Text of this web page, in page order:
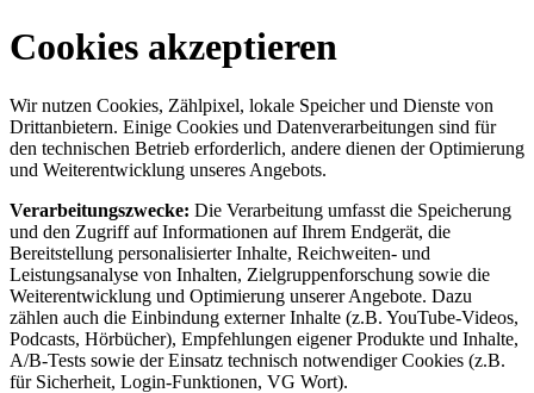
Cookies akzeptieren
Wir nutzen Cookies, Zählpixel, lokale Speicher und Dienste von
Drittanbietern. Einige Cookies und Datenverarbeitungen sind für
den technischen Betrieb erforderlich, andere dienen der Optimierung
und Weiterentwicklung unseres Angebots.
Verarbeitungszwecke: Die Verarbeitung umfasst die Speicherung
und den Zugriff auf Informationen auf Ihrem Endgerät, die
Bereitstellung personalisierter Inhalte, Reichweiten- und
Leistungsanalyse von Inhalten, Zielgruppenforschung sowie die
Weiterentwicklung und Optimierung unserer Angebote. Dazu
zählen auch die Einbindung externer Inhalte (z.B. YouTube-Videos,
Podcasts, Hörbücher), Empfehlungen eigener Produkte und Inhalte,
A/B-Tests sowie der Einsatz technisch notwendiger Cookies (z.B.
für Sicherheit, Login-Funktionen, VG Wort).